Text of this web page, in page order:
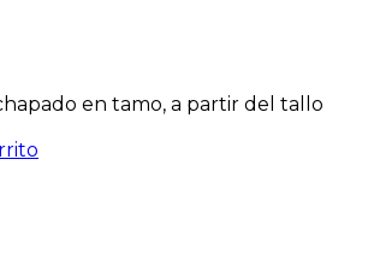
en tamo, a partir del tallo